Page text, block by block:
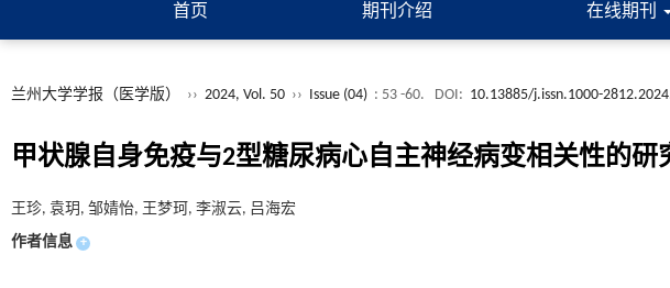
首页 期刊介绍 在线期刊
兰州大学学报（医学版） ›› 2024, Vol. 50 ›› Issue (04) : 53 -60. DOI: 10.13885/j.issn.1000-
甲状腺自身免疫与2型糖尿病心自主神经病变相关性的研
王珍, 袁玥, 邹婧怡, 王梦珂, 李淑云, 吕海宏
作者信息 +